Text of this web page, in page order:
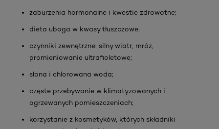
zaburzenia hormonalne i kwestie zdrowotne;
dieta uboga w kwasy tłuszczowe;
czynniki zewnętrzne: silny wiatr, mróz,
promieniowanie ultrafioletowe;
słona i chlorowana woda;
częste przebywanie w klimatyzowanych i
ogrzewanych pomieszczeniach;
korzystanie z kosmetyków, których składniki